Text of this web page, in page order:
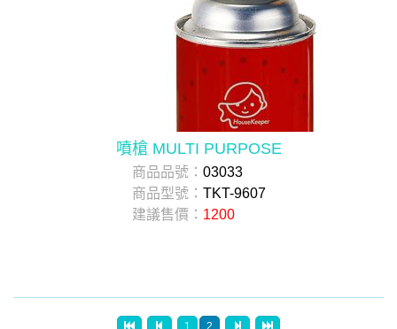
噴槍 MULTI PURPOSE
商品品號： 03033
商品型號： TKT-9607
建議售價： 1200
1 2